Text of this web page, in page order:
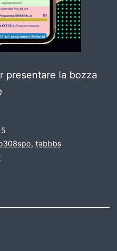
presentare la bozza
, tabbbs